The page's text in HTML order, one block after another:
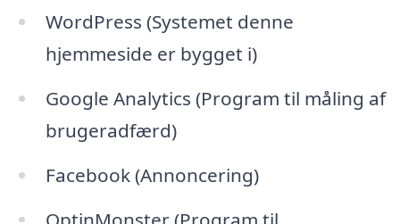
WordPress (Systemet denne
hjemmeside er bygget i)
Google Analytics (Program til måling af
brugeradfærd)
Facebook (Annoncering)